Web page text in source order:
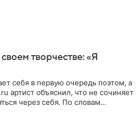
творчестве: «Я
себя в первую очередь поэтом, а
артист объяснил, что не сочиняет
через себя. По словам